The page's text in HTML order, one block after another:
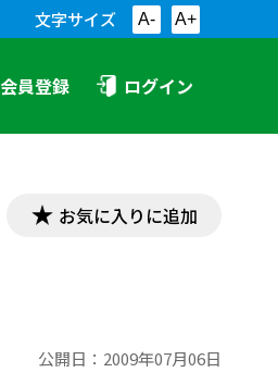
文字サイズ A- A+
会員登録 ログイン
お気に入りに追加
公開日： 2009年07月06日